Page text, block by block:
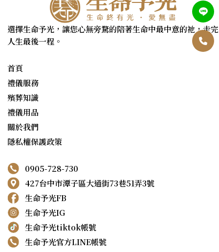
選擇生命予光，讓您心無旁騖的陪著生命中最中意的祂，走完
人生最後一程。
首頁
禮儀服務
殯葬知識
禮儀用品
關於我們
隱私權保護政策
0905-728-730
427台中市潭子區大通街73巷51弄3號
生命予光FB
生命予光IG
生命予光tiktok帳號
生命予光官方LINE帳號